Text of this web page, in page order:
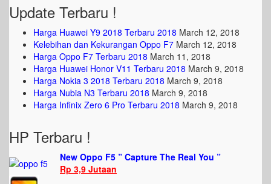
Update Terbaru !
Harga Huawei Y9 2018 Terbaru 2018 March 12, 2018
Kelebihan dan Kekurangan Oppo F7 March 12, 2018
Harga Oppo F7 Terbaru 2018 March 11, 2018
Harga Huawei Honor V11 Terbaru 2018 March 9, 2018
Harga Nokia 3 2018 Terbaru 2018 March 9, 2018
Harga Nubia N3 Terbaru 2018 March 9, 2018
Harga Infinix Zero 6 Pro Terbaru 2018 March 9, 2018
HP Terbaru !
New Oppo F5 ” Capture The Real You ”
Rp 3,9 Jutaan